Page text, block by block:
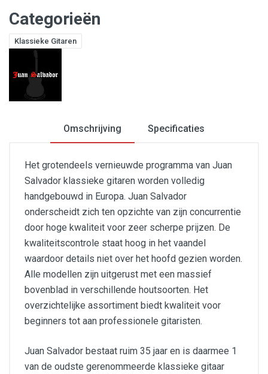
Categorieën
Klassieke Gitaren
Omschrijving Specificaties
Het grotendeels vernieuwde programma van Juan
Salvador klassieke gitaren worden volledig
handgebouwd in Europa. Juan Salvador
onderscheidt zich ten opzichte van zijn concurrentie
door hoge kwaliteit voor zeer scherpe prijzen. De
kwaliteitscontrole staat hoog in het vaandel
waardoor details niet over het hoofd gezien worden.
Alle modellen zijn uitgerust met een massief
bovenblad in verschillende houtsoorten. Het
overzichtelijke assortiment biedt kwaliteit voor
beginners tot aan professionele gitaristen.
Juan Salvador bestaat ruim 35 jaar en is daarmee 1
van de oudste gerenommeerde klassieke gitaar